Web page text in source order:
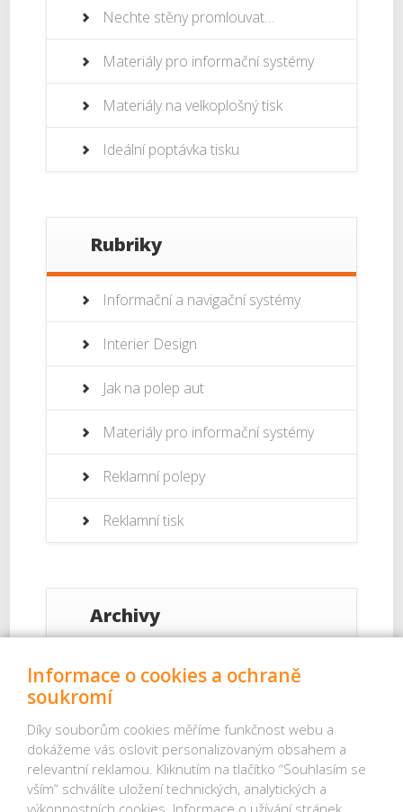
Nechte stěny promlouvat…
Materiály pro informační systémy
Materiály na velkoplošný tisk
Ideální poptávka tisku
Rubriky
Informační a navigační systémy
Interier Design
Jak na polep aut
Materiály pro informační systémy
Reklamní polepy
Reklamní tisk
Archivy
Září 2017
Červenec 2017
Červenec 2013
Informace o cookies a ochraně
soukromí
Díky souborům cookies měříme funkčnost webu a
dokážeme vás oslovit personalizovaným obsahem a
relevantní reklamou. Kliknutím na tlačítko “Souhlasím se
vším“ schválíte uložení technických, analytických a
výkonnostních cookies. Informace o užívání stránek